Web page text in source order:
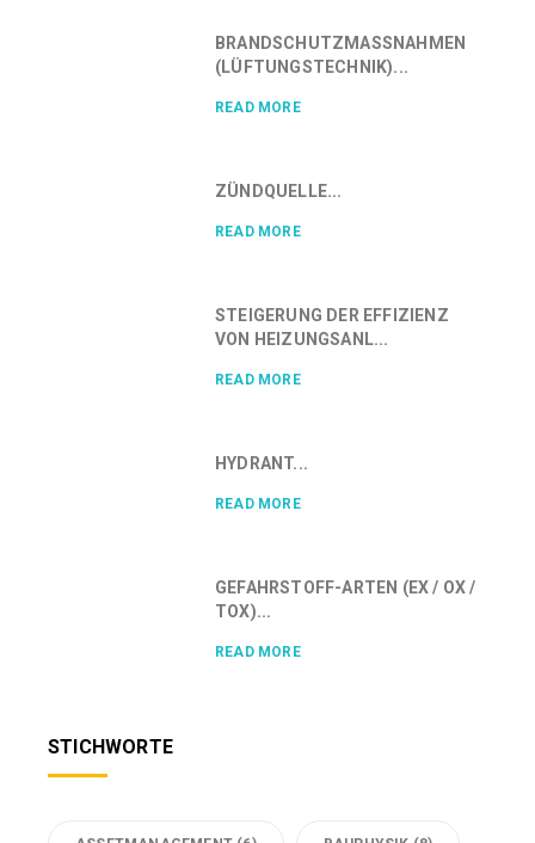
BRANDSCHUTZMASSNAHMEN (
LÜFTUNGSTECHNIK)...
READ MORE
ZÜNDQUELLE...
READ MORE
STEIGERUNG DER EFFIZIENZ
VON HEIZUNGSANL...
READ MORE
HYDRANT...
READ MORE
GEFAHRSTOFF-ARTEN (EX / OX /
TOX)...
READ MORE
STICHWORTE